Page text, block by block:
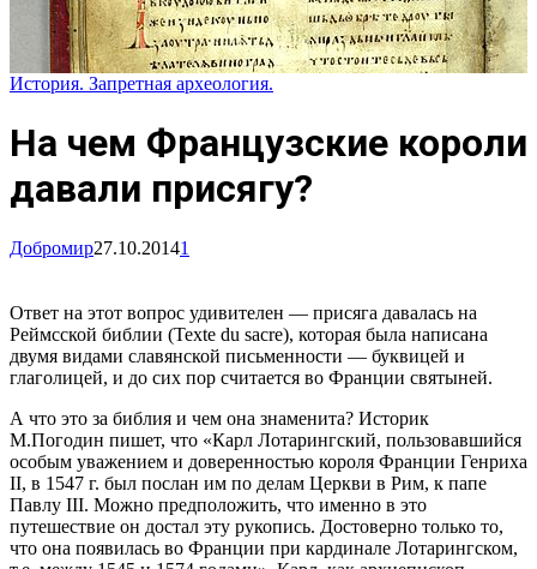
История. Запретная археология.
На чем Французские короли
давали присягу?
Добромир27.10.20141
Ответ на этот вопрос удивителен — присяга давалась на
Реймсской библии (Texte du sacre), которая была написана
двумя видами славянской письменности — буквицей и
глаголицей, и до сих пор считается во Франции святыней.
А что это за библия и чем она знаменита? Историк
М.Погодин пишет, что «Карл Лотарингский, пользовавшийся
особым уважением и доверенностью короля Франции Генриха
II, в 1547 г. был послан им по делам Церкви в Рим, к папе
Павлу III. Можно предположить, что именно в это
путешествие он достал эту рукопись. Достоверно только то,
что она появилась во Франции при кардинале Лотарингском,